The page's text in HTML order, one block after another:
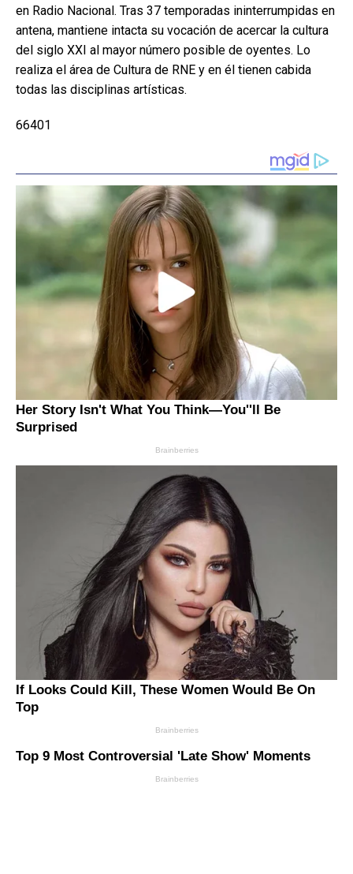
en Radio Nacional. Tras 37 temporadas ininterrumpidas en
antena, mantiene intacta su vocación de acercar la cultura
del siglo XXI al mayor número posible de oyentes. Lo
realiza el área de Cultura de RNE y en él tienen cabida
todas las disciplinas artísticas.
66401